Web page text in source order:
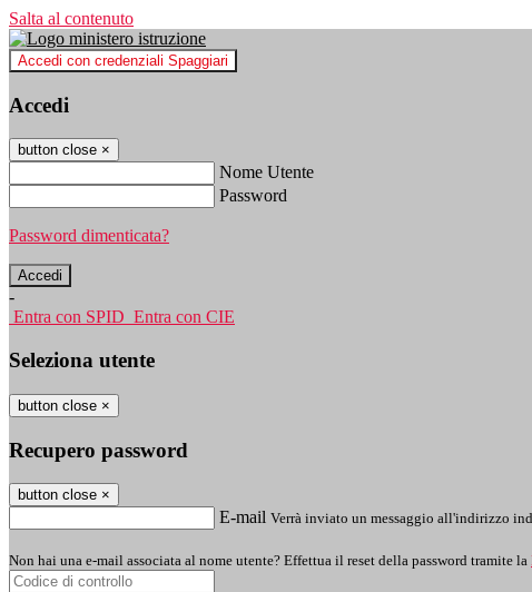
Salta al contenuto
Accedi con credenziali Spaggiari
Accedi
button close ×
Nome Utente
Password
Password dimenticata?
-
Entra con SPID Entra con CIE
Seleziona utente
button close ×
Recupero password
button close ×
E-mail Verrà inviato un messaggio all'indirizzo
Non hai una e-mail associata al nome utente? Effettua il reset della password tramite la